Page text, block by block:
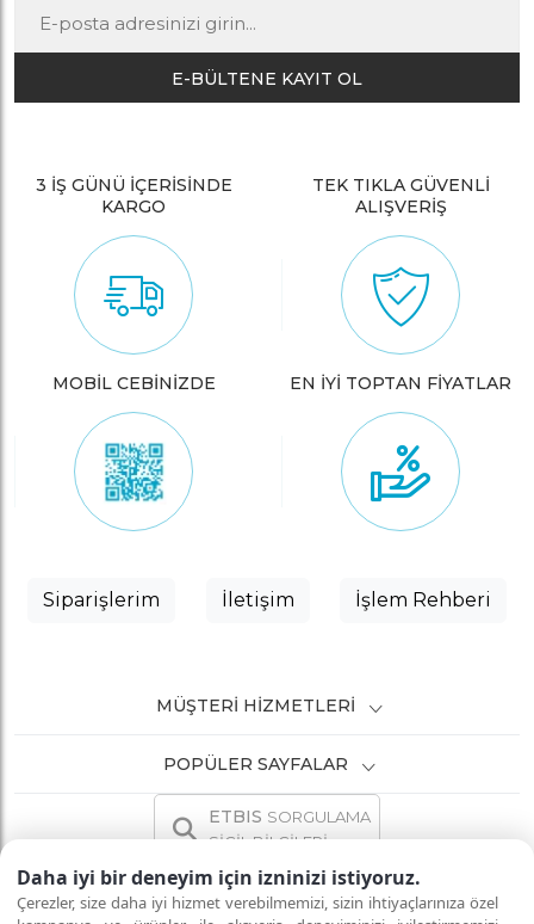
Daha iyi bir deneyim için izninizi istiyoruz.
Çerezler, size daha iyi hizmet verebilmemizi, sizin ihtiyaçlarınıza özel
E-BÜLTENE KAYIT OL
3 İŞ GÜNÜ İÇERİSİNDE
KARGO
TEK TIKLA GÜVENLİ
ALIŞVERİŞ
MOBİL CEBİNİZDE EN İYİ TOPTAN FİYATLAR
Siparişlerim İletişim İşlem Rehberi
MÜŞTERI HIZMETLERI
POPÜLER SAYFALAR
ETBIS SORGULAMA
SİCİL BİLGİLERİ